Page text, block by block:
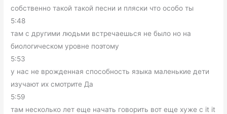
собственно такой такой песни и пляски что особо ты
5:48
там с другими людьми встречаешься не было но на
биологическом уровне поэтому
5:53
у нас не врожденная способность языка маленькие дети
изучают их смотрите Да
5:59
там несколько лет еще начать говорить вот еще хуже с it it